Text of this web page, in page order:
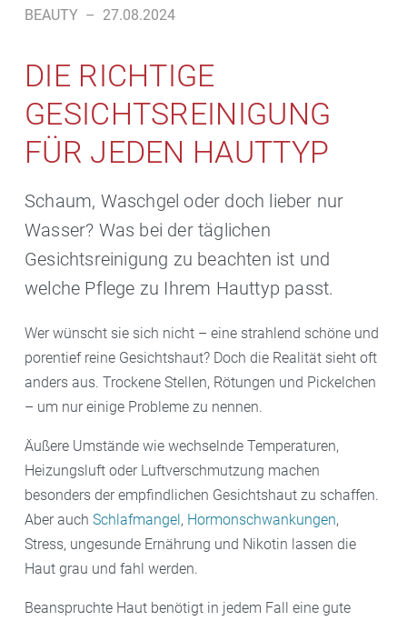
BEAUTY – 27.08.2024
DIE RICHTIGE
GESICHTSREINIGUNG
FÜR JEDEN HAUTTYP
Schaum, Waschgel oder doch lieber nur
Wasser? Was bei der täglichen
Gesichtsreinigung zu beachten ist und
welche Pflege zu Ihrem Hauttyp passt.
Wer wünscht sie sich nicht – eine strahlend schöne und
porentief reine Gesichtshaut? Doch die Realität sieht oft
anders aus. Trockene Stellen, Rötungen und Pickelchen
– um nur einige Probleme zu nennen.
Äußere Umstände wie wechselnde Temperaturen,
Heizungsluft oder Luftverschmutzung machen
besonders der empfindlichen Gesichtshaut zu schaffen.
Aber auch Schlafmangel, Hormonschwankungen,
Stress, ungesunde Ernährung und Nikotin lassen die
Haut grau und fahl werden.
Beanspruchte Haut benötigt in jedem Fall eine gute